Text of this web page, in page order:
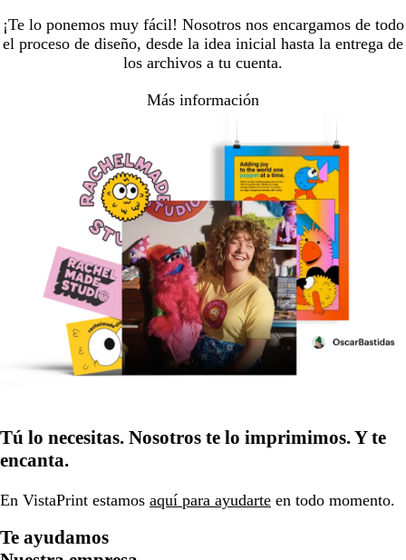
¡Te lo ponemos muy fácil! Nosotros nos encargamos de todo
el proceso de diseño, desde la idea inicial hasta la entrega de
los archivos a tu cuenta.
Más información
Tú lo necesitas. Nosotros te lo imprimimos. Y te
encanta.
En VistaPrint estamos aquí para ayudarte en todo momento.
Te ayudamos